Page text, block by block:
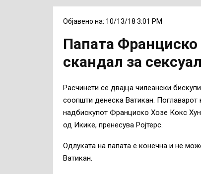
Објавено на: 10/13/18 3:01 PM
Папата Франциско
скандал за
Расчинети се двајца чилеански
соопшти денеска Ватикан. Поглаварот
надбискупот Франциско Хозе Кокс
од Икике, пренесува Ројтерс.
Одлуката на папата е конечна и не
Ватикан.